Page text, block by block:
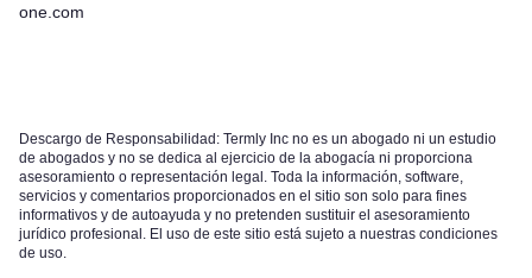
one.com
Descargo de Responsabilidad: Termly Inc no es un abogado ni un estudio
de abogados y no se dedica al ejercicio de la abogacía ni proporciona
asesoramiento o representación legal. Toda la información, software,
servicios y comentarios proporcionados en el sitio son solo para fines
informativos y de autoayuda y no pretenden sustituir el asesoramiento
jurídico profesional. El uso de este sitio está sujeto a nuestras condiciones
de uso.